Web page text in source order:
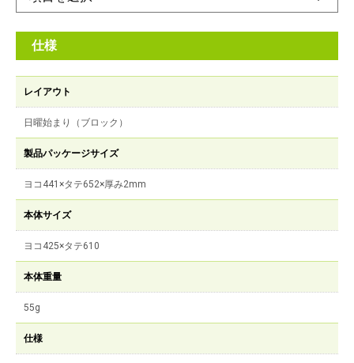
仕様
レイアウト
日曜始まり（ブロック）
製品パッケージサイズ
ヨコ441×タテ652×厚み2mm
本体サイズ
ヨコ425×タテ610
本体重量
55g
仕様